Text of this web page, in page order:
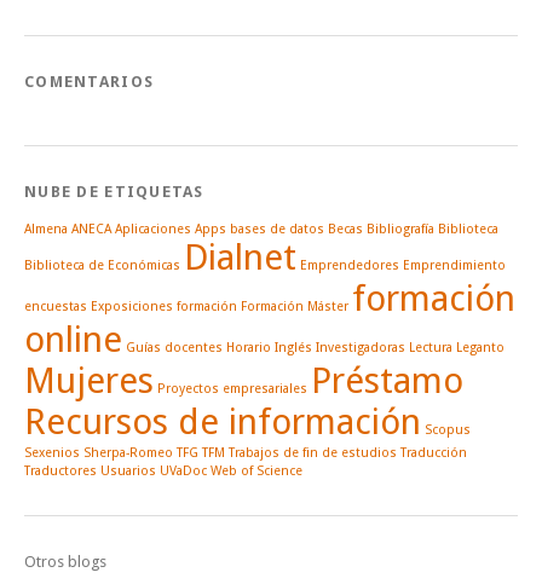
COMENTARIOS
NUBE DE ETIQUETAS
Almena ANECA Aplicaciones Apps bases de datos Becas Bibliografía Biblioteca
Biblioteca de Económicas Dialnet Emprendedores Emprendimiento
encuestas Exposiciones formación Formación Máster formación
online Guías docentes Horario Inglés Investigadoras Lectura Leganto
Mujeres Proyectos empresariales Préstamo
Recursos de información Scopus
Sexenios Sherpa-Romeo TFG TFM Trabajos de fin de estudios Traducción
Traductores Usuarios UVaDoc Web of Science
Otros blogs